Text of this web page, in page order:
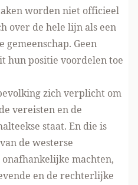
worden niet officieel
over de hele lijn als een
gemeenschap. Geen
hun positie voordelen toe
zich verplicht om
vereisten en de
staat. En die is
de westerse
machten,
en de rechterlijke